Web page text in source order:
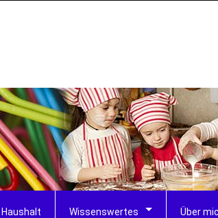
Haushalt Wissenswertes Über